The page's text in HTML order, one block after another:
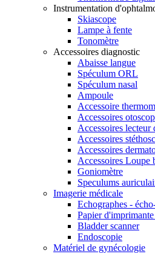
Instrumentation
Skiascope
Lampe à fente
Tonomètre
Accessoires diagnostic
Abaisse langue
Spéculum ORL
Spéculum nasal
Ampoule
Accessoire
Accessoires
Accessoires lecteur
Accessoires
Accessoires
Accessoires Loupe
Goniomètre
Speculums
Imagerie médicale
Echographes -
Papier
Bladder scanner
Endoscopie
Matériel de gynécologie